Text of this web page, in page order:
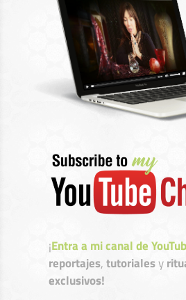
¡Entra a mi canal de
reportajes,tutorialesy
exclusivos!